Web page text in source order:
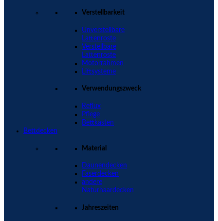
Verstellbarkeit
Unverstellbare
Lattenroste
Verstellbare
Lattenroste
Motorrahmen
Liftsysteme
Verwendungszweck
Reflux
Pflege
Bettkasten
Bettdecken
Material
Daunendecken
Faserdecken
andere
Naturhaardecken
Jahreszeiten